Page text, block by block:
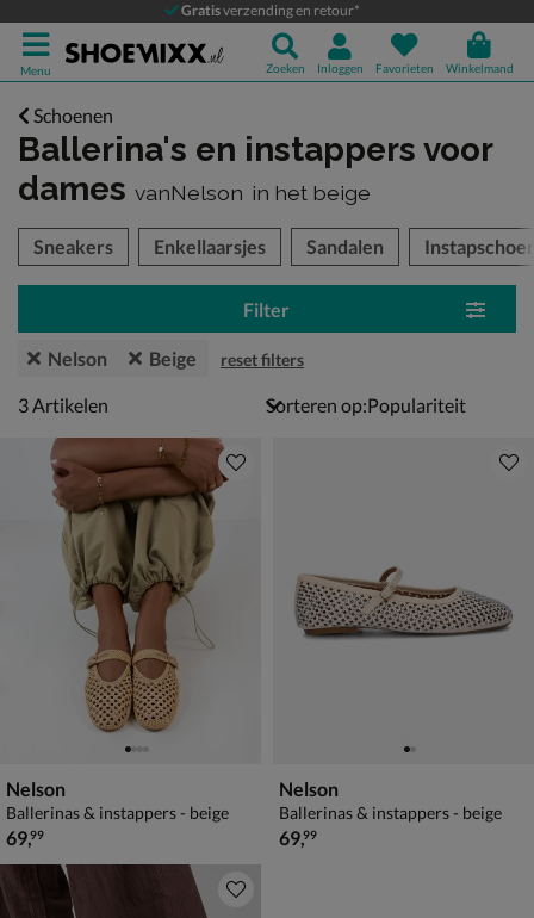
Gratisverzending en retour*
Menu Zoeken Inloggen Favorieten Winkelmand
Schoenen
Ballerina's en instappers voor
dames vanNelson in het beige
over
Sneakers Enkellaarsjes Sandalen
Filter
Nelson Beige reset filters
3 artikelen
3Artikelen Sorteren op:
Nelson
Ballerinas & instappers - beige
€ 69,99
69,99
Nelson
Ballerinas & instappers - beige
€ 69,99
69,99